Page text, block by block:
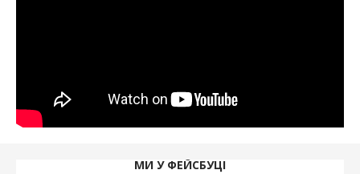
МИ У ФЕЙСБУЦІ